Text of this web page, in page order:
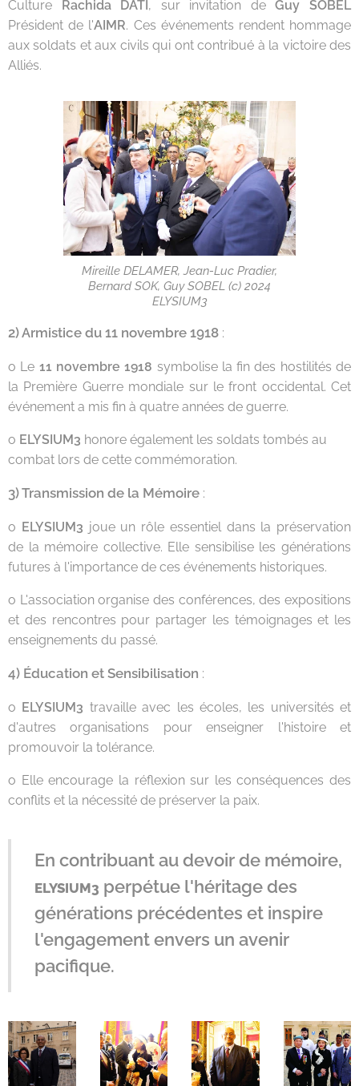
Culture Rachida DATI, sur invitation deGuy SOBEL
Président de l'AIMR. Ces événements rendent hommage
aux soldats et aux civils qui ont contribué à la victoire des
Alliés.
Mireille DELAMER, Jean-Luc Pradier,
Bernard SOK, Guy SOBEL (c) 2024
ELYSIUM3
2) Armistice du 11 novembre 1918 :
o Le 11 novembre 1918 symbolise la fin des hostilités de
la Première Guerre mondiale sur le front occidental. Cet
événement a mis fin à quatre années de guerre.
o ELYSIUM3 honore également les soldats tombés au
combat lors de cette commémoration.
3) Transmission de la Mémoire :
o ELYSIUM3 joue un rôle essentiel dans la préservation
de la mémoire collective. Elle sensibilise les générations
futures à l'importance de ces événements historiques.
o L'association organise des conférences, des expositions
et des rencontres pour partager les témoignages et les
enseignements du passé.
4) Éducation et Sensibilisation :
o ELYSIUM3 travaille avec les écoles, les universités et
d'autres organisations pour enseigner l'histoire et
promouvoir la tolérance.
o Elle encourage la réflexion sur les conséquences des
conflits et la nécessité de préserver la paix.
En contribuant au devoir de mémoire,
ELYSIUM3 perpétue l'héritage des
générations précédentes et inspire
l'engagement envers un avenir
pacifique.